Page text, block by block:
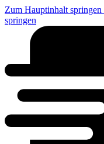
Zum Hauptinhalt springen
springen